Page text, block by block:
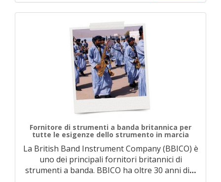
Fornitore di strumenti a banda britannica per
tutte le esigenze dello strumento in marcia
La British Band Instrument Company (BBICO) è
uno dei principali fornitori britannici di
strumenti a banda. BBICO ha oltre 30 anni di…